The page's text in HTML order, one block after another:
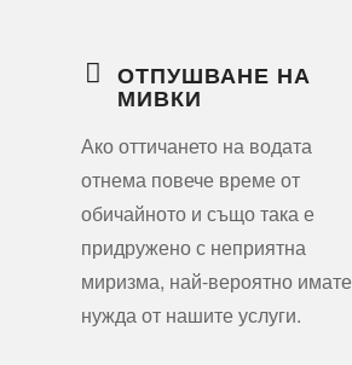
ОТПУШВАНЕ НА
МИВКИ
Ако оттичането на водата
отнема повече време от
обичайното и също така е
придружено с неприятна
миризма, най-вероятно имате
нужда от нашите услуги.